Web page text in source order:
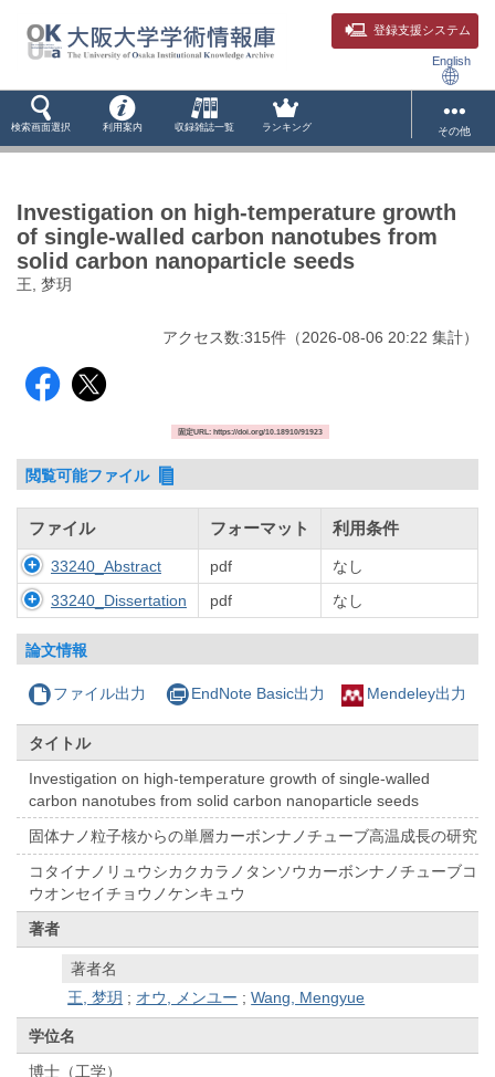
登録支援システム
English
検索画面選択 利用案内 収録雑誌一覧 ランキング その他
Investigation on high-temperature growth
of single-walled carbon nanotubes from
solid carbon nanoparticle seeds
王, 梦玥
アクセス数:315件 （2026-08-06 20:22 集計）
固定URL: https://doi.org/10.18910/91923
閲覧可能ファイル
ファイル フォーマット 利用条件
33240_Abstract pdf
なし
33240_Dissertation
pdf なし
論文情報
ファイル出力 EndNote Basic出力 Mendeley出力
タイトル
Investigation on high-temperature growth of single-walled
carbon nanotubes from solid carbon nanoparticle seeds
固体ナノ粒子核からの単層カーボンナノチューブ高温成長の研究
コタイナノリュウシカクカラノタンソウカーボンナノチューブコ
ウオンセイチョウノケンキュウ
著者
著者名
王, 梦玥 ; オウ, メンユー ;Wang, Mengyue
学位名
博士（工学）